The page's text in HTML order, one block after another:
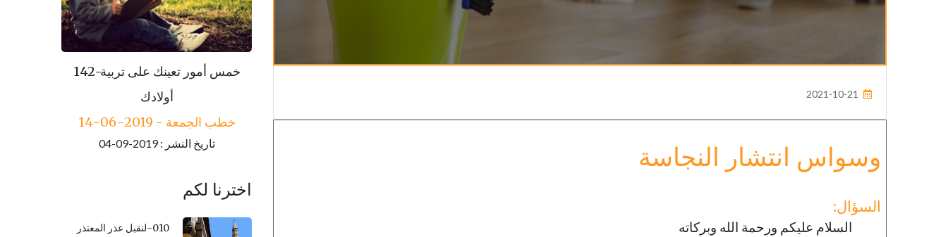
2021-10-21
وسواس انتشار النجاسة
السؤال:
السلام عليكم ورحمة الله وبركاته
142-خمس أمور تعينك على تربية
أولادك
خطب الجمعة - 2019-06-14
تاريخ النشر : 2019-09-04
143-مكارم الأخلاق
خطب الجمعة - 2019-06-21
تاريخ النشر : 2019-09-04
144-حفظ العقل
تاريخ النشر : 2019-09-04
142-خمس أمور تعينك على تربية
خطب الجمعة - 2019-06-14
143-مكارم الأخلاق
خطب الجمعة - 2019-06-21
تاريخ النشر : 2019-09-04
اخترنا لكم
010-لنقبل عذر المعتذر